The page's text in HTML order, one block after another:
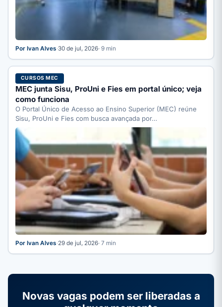
Por Ivan Alves·30 de jul, 2026· 9 min
CURSOS MEC
MEC junta Sisu, ProUni e Fies em portal único; veja
como funciona
O Portal Único de Acesso ao Ensino Superior (MEC) reúne
Sisu, ProUni e Fies com busca avançada por…
Por Ivan Alves·29 de jul, 2026· 7 min
Novas vagas podem ser liberadas a